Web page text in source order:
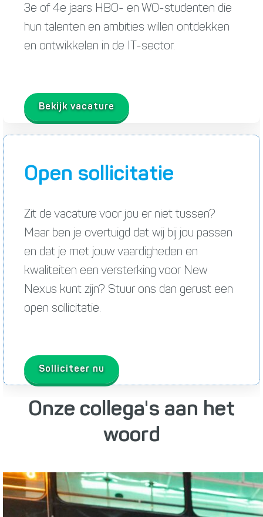
3e of 4e jaars HBO- en WO-studenten die
hun talenten en ambities willen ontdekken
en ontwikkelen in de IT-sector.
Bekijk vacature
Open sollicitatie
Zit de vacature voor jou er niet tussen?
Maar ben je overtuigd dat wij bij jou passen
en dat je met jouw vaardigheden en
kwaliteiten een versterking voor New
Nexus kunt zijn? Stuur ons dan gerust een
open sollicitatie.
Solliciteer nu
Onze collega's aan het
woord